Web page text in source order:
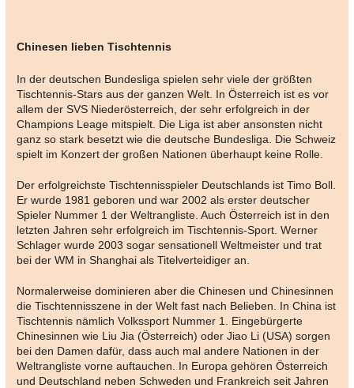
Chinesen lieben Tischtennis
In der deutschen Bundesliga spielen sehr viele der größten
Tischtennis-Stars aus der ganzen Welt. In Österreich ist es vor
allem der SVS Niederösterreich, der sehr erfolgreich in der
Champions Leage mitspielt. Die Liga ist aber ansonsten nicht
ganz so stark besetzt wie die deutsche Bundesliga. Die Schweiz
spielt im Konzert der großen Nationen überhaupt keine Rolle.
Der erfolgreichste Tischtennisspieler Deutschlands ist Timo Boll.
Er wurde 1981 geboren und war 2002 als erster deutscher
Spieler Nummer 1 der Weltrangliste. Auch Österreich ist in den
letzten Jahren sehr erfolgreich im Tischtennis-Sport. Werner
Schlager wurde 2003 sogar sensationell Weltmeister und trat
bei der WM in Shanghai als Titelverteidiger an.
Normalerweise dominieren aber die Chinesen und Chinesinnen
die Tischtennisszene in der Welt fast nach Belieben. In China ist
Tischtennis nämlich Volkssport Nummer 1. Eingebürgerte
Chinesinnen wie Liu Jia (Österreich) oder Jiao Li (USA) sorgen
bei den Damen dafür, dass auch mal andere Nationen in der
Weltrangliste vorne auftauchen. In Europa gehören Österreich
und Deutschland neben Schweden und Frankreich seit Jahren